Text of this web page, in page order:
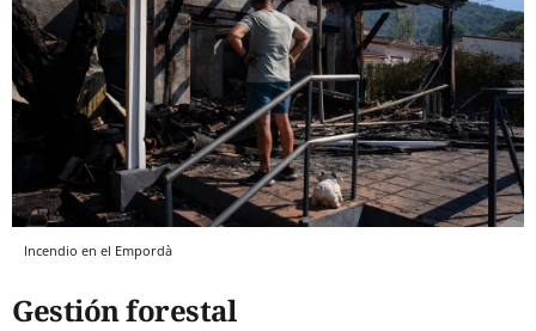
Incendio en el Empordà
Gestión forestal